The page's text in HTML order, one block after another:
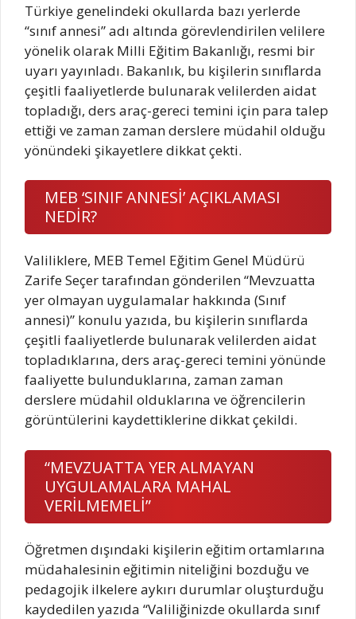
Türkiye genelindeki okullarda bazı yerlerde
“sınıf annesi” adı altında görevlendirilen velilere
yönelik olarak Milli Eğitim Bakanlığı, resmi bir
uyarı yayınladı. Bakanlık, bu kişilerin sınıflarda
çeşitli faaliyetlerde bulunarak velilerden aidat
topladığı, ders araç-gereci temini için para talep
ettiği ve zaman zaman derslere müdahil olduğu
yönündeki şikayetlere dikkat çekti.
MEB ‘SINIF ANNESİ’ AÇIKLAMASI
NEDİR?
Valiliklere, MEB Temel Eğitim Genel Müdürü
Zarife Seçer tarafından gönderilen “Mevzuatta
yer olmayan uygulamalar hakkında (Sınıf
annesi)” konulu yazıda, bu kişilerin sınıflarda
çeşitli faaliyetlerde bulunarak velilerden aidat
topladıklarına, ders araç-gereci temini yönünde
faaliyette bulunduklarına, zaman zaman
derslere müdahil olduklarına ve öğrencilerin
görüntülerini kaydettiklerine dikkat çekildi.
“MEVZUATTA YER ALMAYAN
UYGULAMALARA MAHAL
VERİLMEMELİ”
Öğretmen dışındaki kişilerin eğitim ortamlarına
müdahalesinin eğitimin niteliğini bozduğu ve
pedagojik ilkelere aykırı durumlar oluşturduğu
kaydedilen yazıda “Valiliğinizde okullarda sınıf